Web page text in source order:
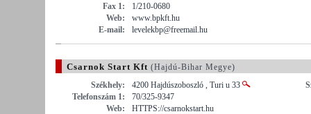
Fax 1:
1/210-0680
Web:
www.bpkft.hu
E-mail:
levelekbp@freemail.hu
Csarnok Start Kft (Hajdú-Bihar Megye)
Székhely:
4200 Hajdúszoboszló , Turi u 33
Telefonszám 1:
70/325-9347
Web:
HTTPS://csarnokstart.hu